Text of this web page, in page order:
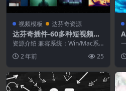
视频模板 达芬奇资源
达芬奇插件-60多种短视频音
乐MV宣传文字标题转场特效
包装动画
资源介绍 兼容系统：Win/Mac系
高版本...
2 年前 25